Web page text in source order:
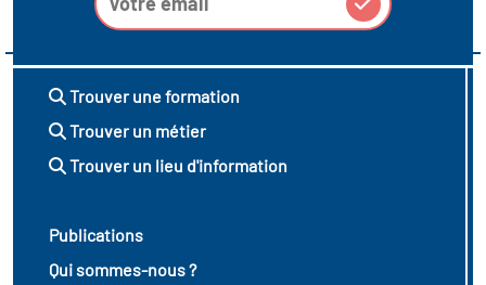
Trouver une formation
Trouver un métier
Trouver un lieu d'information
Publications
Qui sommes-nous ?